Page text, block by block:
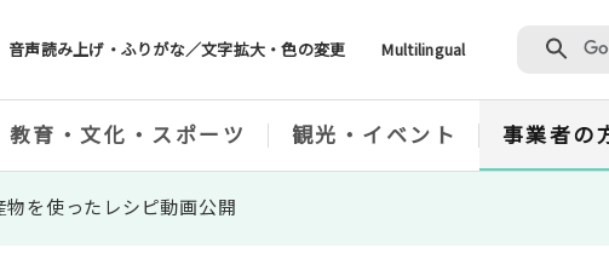
音声読み上げ・ふりがな／文字拡大・色の変更 Multilingual
教育・文化・スポーツ 観光・イベント 事業者の
物を使ったレシピ動画公開